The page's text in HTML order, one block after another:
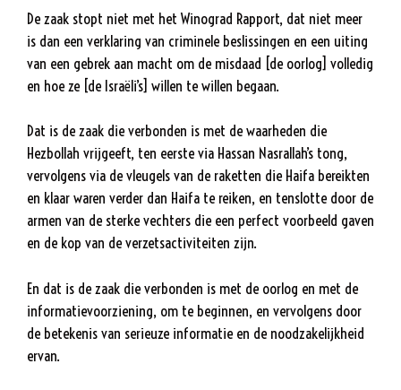
De zaak stopt niet met het Winograd Rapport, dat niet meer
is dan een verklaring van criminele beslissingen en een uiting
van een gebrek aan macht om de misdaad [de oorlog] volledig
en hoe ze [de Israëli’s] willen te willen begaan.
Dat is de zaak die verbonden is met de waarheden die
Hezbollah vrijgeeft, ten eerste via Hassan Nasrallah’s tong,
vervolgens via de vleugels van de raketten die Haifa bereikten
en klaar waren verder dan Haifa te reiken, en tenslotte door de
armen van de sterke vechters die een perfect voorbeeld gaven
en de kop van de verzetsactiviteiten zijn.
En dat is de zaak die verbonden is met de oorlog en met de
informatievoorziening, om te beginnen, en vervolgens door
de betekenis van serieuze informatie en de noodzakelijkheid
ervan.